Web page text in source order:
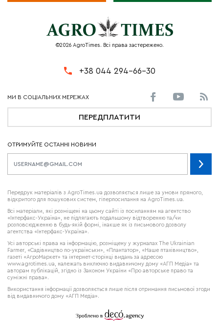
©2026 AgroTimes. Всі права застережено.
+38 044 294-66-30
ПЕРЕДПЛАТИТИ
ОТРИМУЙТЕ ОСТАННІ НОВИНИ
Передрук матеріалів з AgroTimes.ua дозволяється лише за умови прямого,
відкритого для пошукових систем, гіперпосилання на AgroTimes.ua.
Всі матеріали, які розміщені на цьому сайті із посиланням на агентство
«Інтерфакс-Україна», не підлягають подальшому відтворенню та/чи
розповсюдженню в будь-якій формі, інакше як із письмового дозволу
агентства «Інтерфакс-Україна».
Усі авторські права на інформацію, розміщену у журналах The Ukrainian
Farmer , «Садівництво по-українськи», «Плантатор», «Наше птахівництво»,
газеті «АгроМаркет» та інтернет-сторінці видань за адресою
www.agrotimes.ua,
належать виключно видавничому дому «АГП Медіа» та
авторам публікацій, згідно із Законом України «Про авторське право та
суміжні права».
Використання інформації дозволяється лише після отримання письмової згоди
від видавничого дому «АГП Медіа».